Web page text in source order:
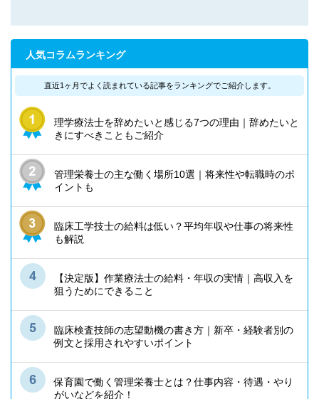
人気コラムランキング
直近1ヶ月でよく読まれている記事をランキングでご紹介します。
理学療法士を辞めたいと感じる7つの理由｜辞めたいと
きにすべきこともご紹介
管理栄養士の主な働く場所10選｜将来性や転職時のポ
イントも
臨床工学技士の給料は低い？平均年収や仕事の将来性
も解説
【決定版】作業療法士の給料・年収の実情｜高収入を
狙うためにできること
臨床検査技師の志望動機の書き方｜新卒・経験者別の
例文と採用されやすいポイント
保育園で働く管理栄養士とは？仕事内容・待遇・やり
がいなどを紹介！